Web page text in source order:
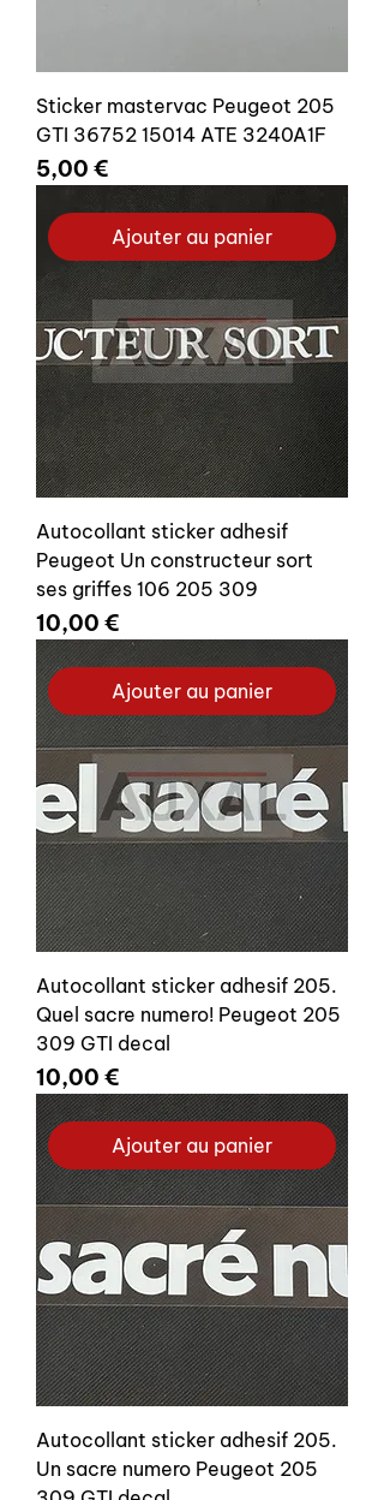
Sticker mastervac Peugeot 205
GTI 36752 15014 ATE 3240A1F
Prix
5,00 €
Ajouter au panier
Autocollant sticker adhesif
Peugeot Un constructeur sort
ses griffes 106 205 309
Prix
10,00 €
Ajouter au panier
Autocollant sticker adhesif 205.
Quel sacre numero! Peugeot 205
309 GTI decal
Prix
10,00 €
Ajouter au panier
Autocollant sticker adhesif 205.
Un sacre numero Peugeot 205